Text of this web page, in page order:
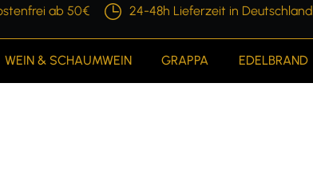
ab 50€ 24-48h Lieferzeit in Deutschland
WEIN & SCHAUMWEIN GRAPPA EDELBRAND